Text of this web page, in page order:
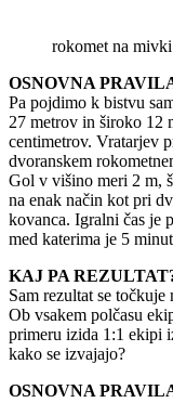
rokomet na
OSNOVNA
Pa pojdimo k bistvu
27 metrov in široko 12
centimetrov. Vratarjev
dvoranskem
Gol v višino meri 2 m,
na enak način kot pri
kovanca. Igralni čas je
med katerima je 5
KAJ PA
Sam rezultat se
Ob vsakem polčasu
primeru izida 1:1 ekipi
kako se izvajajo?
OSNOVNA